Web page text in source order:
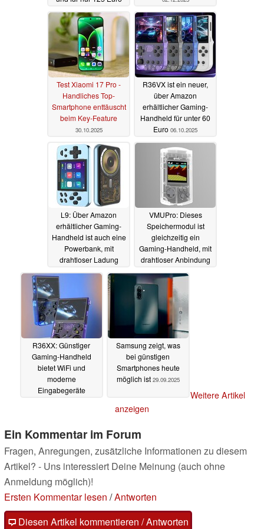
14.12.2025
Test Xiaomi 17 Pro -
Handliches Top-
Smartphone enttäuscht
beim Key-Feature
30.10.2025
R36VX ist ein neuer,
über Amazon
erhältlicher Gaming-
Handheld für unter 60
Euro 06.10.2025
L9: Über Amazon
erhältlicher Gaming-
Handheld ist auch eine
Powerbank, mit
drahtloser Ladung
05.10.2025
VMUPro: Dieses
Speichermodul ist
gleichzeitig ein
Gaming-Handheld, mit
drahtloser Anbindung
05.10.2025
R36XX: Günstiger
Gaming-Handheld
bietet WiFi und
moderne
Eingabegeräte
Samsung zeigt, was
bei günstigen
Smartphones heute
möglich ist 29.09.2025
Weitere Artikel
anzeigen
Ein Kommentar im Forum
Fragen, Anregungen, zusätzliche Informationen zu diesem
Artikel? - Uns interessiert Deine Meinung (auch ohne
Anmeldung möglich)!
Ersten Kommentar lesen /Antworten
Diesen Artikel kommentieren / Antworten